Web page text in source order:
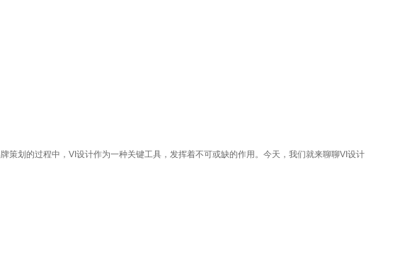
划的过程中，VI设计作为一种关键工具，发挥着不可或缺的作用。今天，我们就来聊聊VI设计